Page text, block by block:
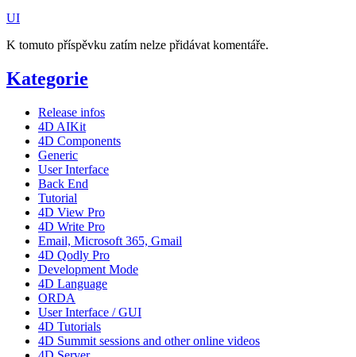
UI
K tomuto příspěvku zatím nelze přidávat komentáře.
Kategorie
Release infos
4D AIKit
4D Components
Generic
User Interface
Back End
Tutorial
4D View Pro
4D Write Pro
Email, Microsoft 365, Gmail
4D Qodly Pro
Development Mode
4D Language
ORDA
User Interface / GUI
4D Tutorials
4D Summit sessions and other online videos